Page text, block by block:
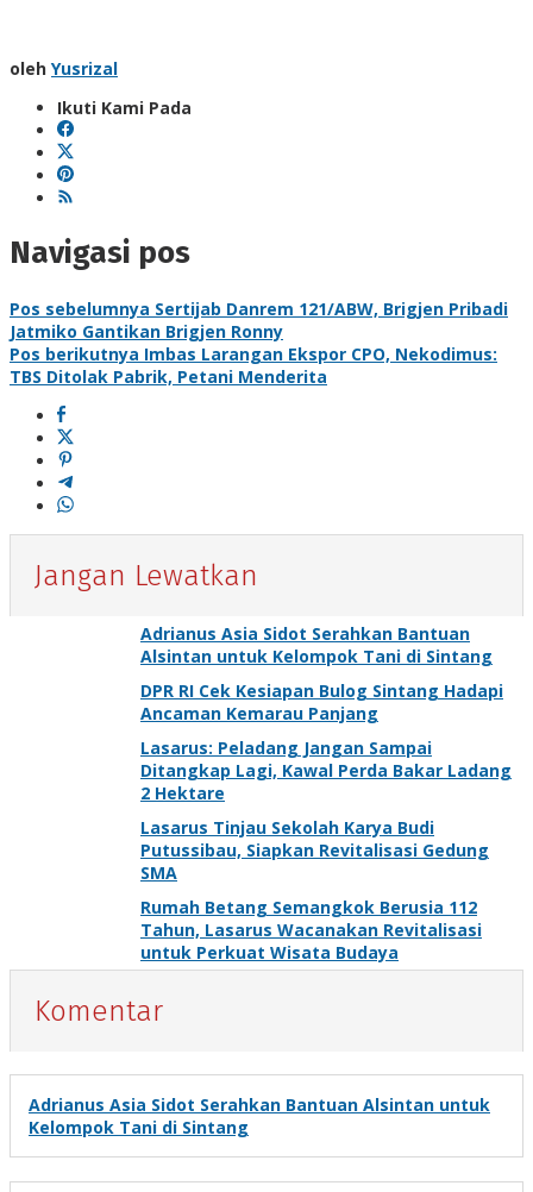
oleh Yusrizal
Ikuti Kami Pada
Navigasi pos
Pos sebelumnya Sertijab Danrem 121/ABW, Brigjen Pribadi
Jatmiko Gantikan Brigjen Ronny
Pos berikutnya Imbas Larangan Ekspor CPO, Nekodimus:
TBS Ditolak Pabrik, Petani Menderita
Jangan Lewatkan
Adrianus Asia Sidot Serahkan Bantuan
Alsintan untuk Kelompok Tani di Sintang
DPR RI Cek Kesiapan Bulog Sintang Hadapi
Ancaman Kemarau Panjang
Lasarus: Peladang Jangan Sampai
Ditangkap Lagi, Kawal Perda Bakar Ladang
2 Hektare
Lasarus Tinjau Sekolah Karya Budi
Putussibau, Siapkan Revitalisasi Gedung
SMA
Rumah Betang Semangkok Berusia 112
Tahun, Lasarus Wacanakan Revitalisasi
untuk Perkuat Wisata Budaya
Komentar
Adrianus Asia Sidot Serahkan Bantuan Alsintan untuk
Kelompok Tani di Sintang